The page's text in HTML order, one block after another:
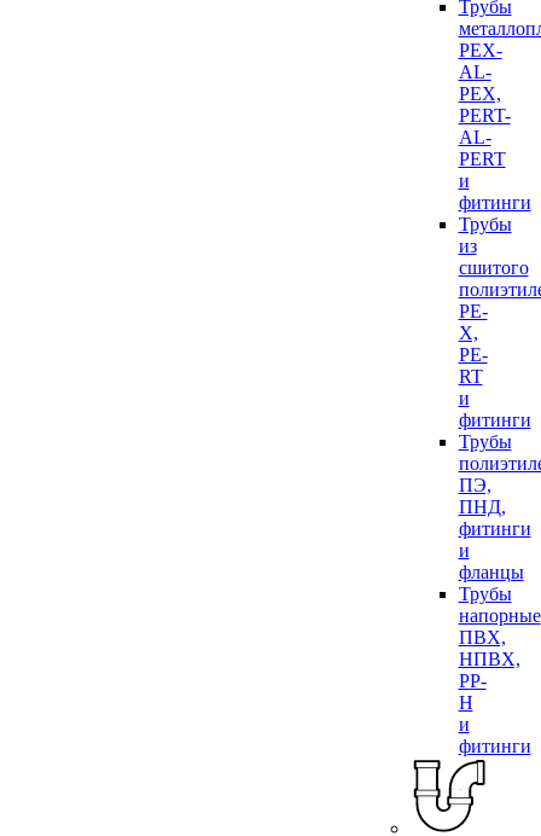
Трубы
PEX-
AL-
PEX,
PERT-
AL-
PERT
и
фитинги
Трубы
из
сшитого
PE-
X,
PE-
RT
и
фитинги
Трубы
ПЭ,
ПНД,
фитинги
и
фланцы
Трубы
напорные
ПВХ,
НПВХ,
PP-
H
и
фитинги